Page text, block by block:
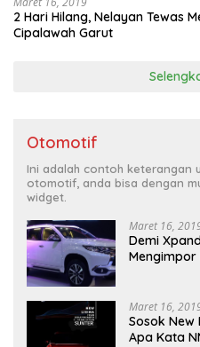
2 Hari Hilang, Nelayan Tewas
Cipalawah Garut
Otomotif
Ini adalah contoh keterangan
otomotif, anda bisa dengan
widget.
Maret 16,
Demi
Maret 16,
Sosok New
Apa Kata